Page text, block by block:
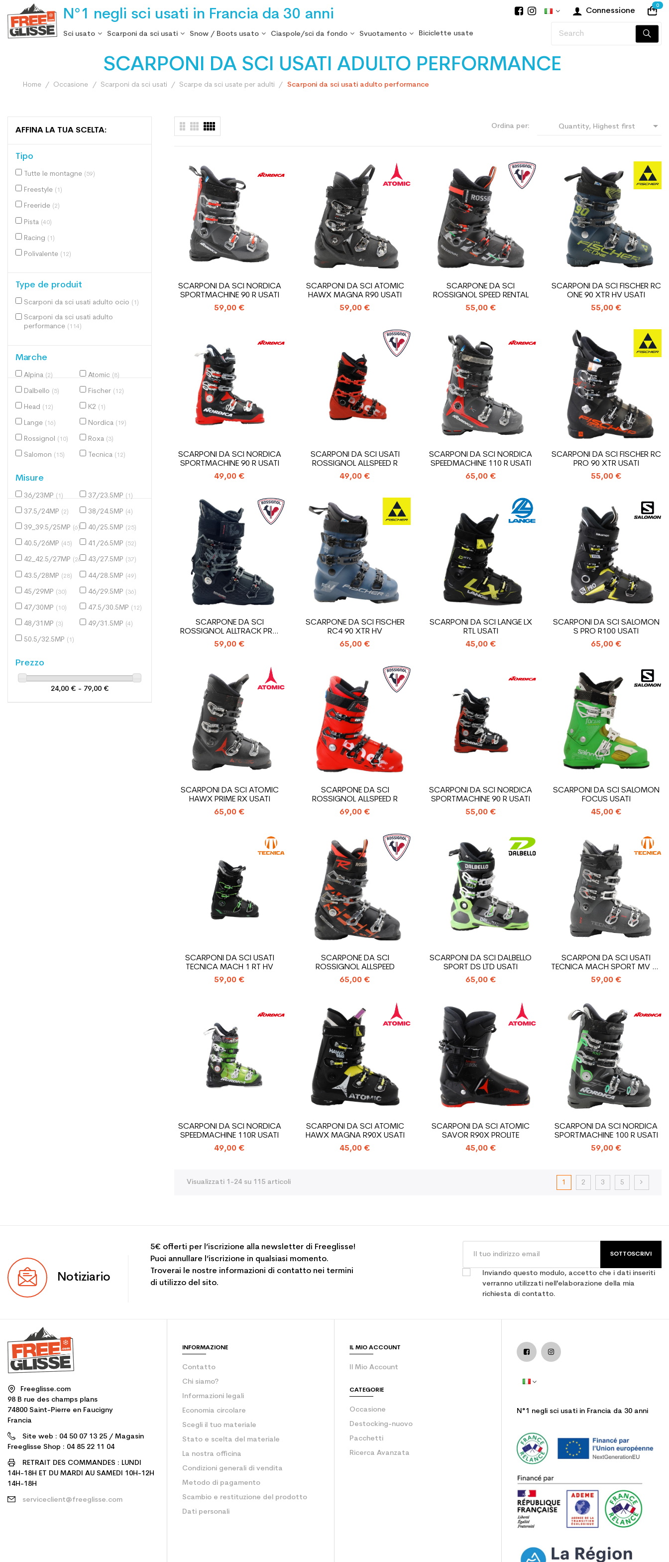
N°1 negli sci usati in Francia da 30 anni Connessione
0
Sci usato Scarponi da sci usati Snow / Boots usato Ciaspole/sci da fondo Svuotamento Biciclette usate
SCARPONI DA SCI USATI ADULTO PERFORMANCE
Home Occasione Scarponi da sci usati Scarpe da sci usate per adulti Scarponi da sci usati adulto performance
AFFINA LA TUA SCELTA:
Tipo
Tutte le montagne (59)
Freestyle (1)
Freeride (2)
Pista (40)
Racing (1)
Polivalente (12)
Type de produit
Scarponi da sci usati adulto ocio (1)
Scarponi da sci usati adulto
performance (114)
Marche
Alpina (2) Atomic (8)
Dalbello (5) Fischer (12)
Head (12) K2 (1)
Lange (16) Nordica (19)
Rossignol (10) Roxa (3)
Salomon (15) Tecnica (12)
Misure
36/23MP (1) 37/23.5MP (1)
37.5/24MP (2) 38/24.5MP (4)
39_39.5/25MP (6) 40/25.5MP (25)
40.5/26MP (45) 41/26.5MP (52)
42_42.5/27MP (26) 43/27.5MP (37)
43.5/28MP (28) 44/28.5MP (49)
45/29MP (30) 46/29.5MP (36)
47/30MP (10) 47.5/30.5MP (12)
48/31MP (3) 49/31.5MP (4)
50.5/32.5MP (1)
Prezzo
24,00 € - 79,00 €
Ordina per: Quantity, Highest first 
SCARPONI DA SCI NORDICA
SPORTMACHINE 90 R USATI
59,00 €
SCARPONI DA SCI ATOMIC
HAWX MAGNA R90 USATI
59,00 €
SCARPONE DA SCI
ROSSIGNOL SPEED RENTAL
55,00 €
SCARPONI DA SCI FISCHER RC
ONE 90 XTR HV USATI
55,00 €
SCARPONI DA SCI NORDICA
SPORTMACHINE 90 R USATI
49,00 €
SCARPONI DA SCI USATI
ROSSIGNOL ALLSPEED R
49,00 €
SCARPONI DA SCI NORDICA
SPEEDMACHINE 110 R USATI
65,00 €
SCARPONI DA SCI FISCHER RC
PRO 90 XTR USATI
55,00 €
SCARPONE DA SCI
ROSSIGNOL ALLTRACK PRO
100
59,00 €
SCARPONE DA SCI FISCHER
RC4 90 XTR HV
65,00 €
SCARPONI DA SCI LANGE LX
RTL USATI
45,00 €
SCARPONI DA SCI SALOMON
S PRO R100 USATI
65,00 €
SCARPONI DA SCI ATOMIC
HAWX PRIME RX USATI
65,00 €
SCARPONE DA SCI
ROSSIGNOL ALLSPEED R
69,00 €
SCARPONI DA SCI NORDICA
SPORTMACHINE 90 R USATI
55,00 €
SCARPONI DA SCI SALOMON
FOCUS USATI
45,00 €
SCARPONI DA SCI USATI
TECNICA MACH 1 RT HV
59,00 €
SCARPONE DA SCI
ROSSIGNOL ALLSPEED
65,00 €
SCARPONI DA SCI DALBELLO
SPORT DS LTD USATI
65,00 €
SCARPONI DA SCI USATI
TECNICA MACH SPORT MV RT
110 XR
59,00 €
SCARPONI DA SCI NORDICA
SPEEDMACHINE 110R USATI
49,00 €
SCARPONI DA SCI ATOMIC
HAWX MAGNA R90X USATI
45,00 €
SCARPONI DA SCI ATOMIC
SAVOR R90X PROLITE
45,00 €
SCARPONI DA SCI NORDICA
SPORTMACHINE 100 R USATI
59,00 €
Visualizzati 1-24 su 115 articoli 1 2 3 5
Notiziario
5€ offerti per l’iscrizione alla newsletter di Freeglisse!
Puoi annullare l’iscrizione in qualsiasi momento.
Troverai le nostre informazioni di contatto nei termini
di utilizzo del sito.
SOTTOSCRIVI
Inviando questo modulo, accetto che i dati inseriti
verranno utilizzati nell'elaborazione della mia
richiesta di contatto.
Freeglisse.com
98 B rue des champs plans
74800 Saint-Pierre en Faucigny
Francia
Site web : 04 50 07 13 25 / Magasin
Freeglisse Shop : 04 85 22 11 04
RETRAIT DES COMMANDES : LUNDI
14H-18H ET DU MARDI AU SAMEDI 10H-12H
14H-18H
serviceclient@freeglisse.com
INFORMAZIONE
Contatto
Chi siamo?
Informazioni legali
Economia circolare
Scegli il tuo materiale
Stato e scelta del materiale
La nostra officina
Condizioni generali di vendita
Metodo di pagamento
Scambio e restituzione del prodotto
Dati personali
IL MIO ACCOUNT
Il Mio Account
CATEGORIE
Occasione
Destocking-nuovo
Pacchetti
Ricerca Avanzata
N°1 negli sci usati in Francia da 30 anni